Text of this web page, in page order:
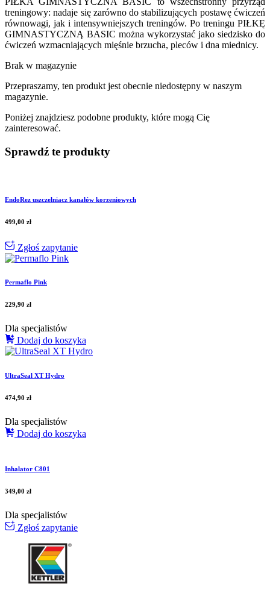
treningowy: nadaje się zarówno do stabilizujących postawę ćwiczeń
równowagi, jak i intensywniejszych treningów. Po treningu PIŁKĘ
GIMNASTYCZNĄ BASIC można wykorzystać jako siedzisko do
ćwiczeń wzmacniających mięśnie brzucha, pleców i dna miednicy.
Brak w magazynie
Przepraszamy, ten produkt jest obecnie niedostępny w naszym
magazynie.
Poniżej znajdziesz podobne produkty, które mogą Cię
zainteresować.
Sprawdź te produkty
EndoRez uszczelniacz kanałów korzeniowych
499,00 zł
Zgłoś zapytanie
Permaflo Pink
229,90 zł
Dla specjalistów
Dodaj do koszyka
UltraSeal XT Hydro
474,90 zł
Dla specjalistów
Dodaj do koszyka
Inhalator C801
349,00 zł
Dla specjalistów
Zgłoś zapytanie